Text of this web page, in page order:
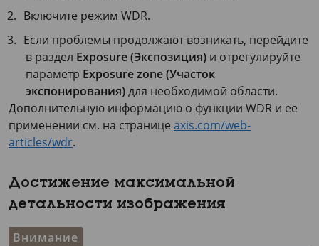
Включите режим WDR.
Если проблемы продолжают возникать, перейдите
в раздел Exposure (Экспозиция) и отрегулируйте
параметр Exposure zone (Участок
экспонирования)для необходимой области.
Дополнительную информацию о функции WDR и ее
применении см. на странице axis.com/web-
articles/wdr.
Достижение максимальной
детальности изображения
Внимание